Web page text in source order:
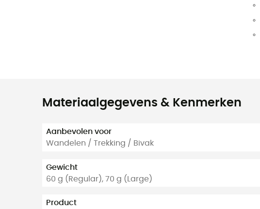
Materiaalgegevens & Kenmerken
Aanbevolen voor
Wandelen / Trekking / Bivak
Gewicht
60 g (Regular), 70 g (Large)
Product